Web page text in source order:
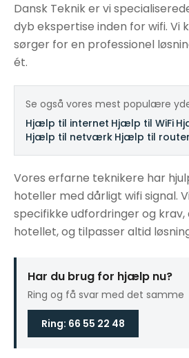
Dansk Teknik er vi
dyb ekspertise inden for wifi. Vi
sørger for en professionel
ét.
Se også vores mest populære
Hjælp til internet Hjælp til WiFi
Hjælp til netværk Hjælp til router
Vores erfarne teknikere har
hoteller med dårligt wifi signal.
specifikke udfordringer og
hotellet, og tilpasser altid
Har du brug for hjælp nu?
Ring og få svar med det samme
Ring: 66 55 22 48